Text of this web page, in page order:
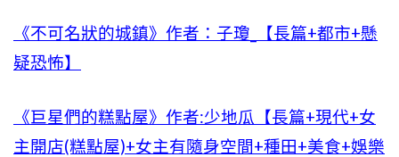
《不可名狀的城鎮》作者：子瓊_【長篇+都市+懸
疑恐怖】
《巨星們的糕點屋》作者:少地瓜【長篇+現代+女
主開店(糕點屋)+女主有隨身空間+種田+美食+娛樂